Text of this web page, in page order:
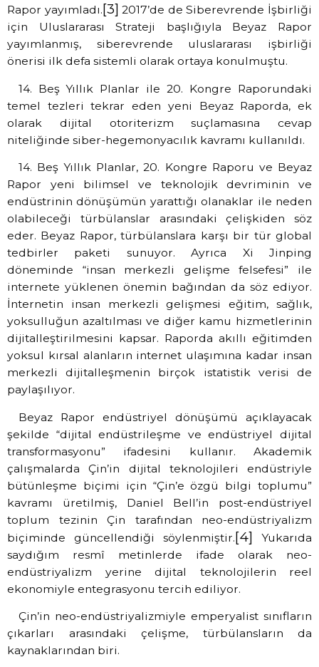
Rapor yayımladı.[3] 2017’de de Siberevrende İşbirliği
için Uluslararası Strateji başlığıyla Beyaz Rapor
yayımlanmış, siberevrende uluslararası işbirliği
önerisi ilk defa sistemli olarak ortaya konulmuştu.
14. Beş Yıllık Planlar ile 20. Kongre Raporundaki
temel tezleri tekrar eden yeni Beyaz Raporda, ek
olarak dijital otoriterizm suçlamasına cevap
niteliğinde siber-hegemonyacılık kavramı kullanıldı.
14. Beş Yıllık Planlar, 20. Kongre Raporu ve Beyaz
Rapor yeni bilimsel ve teknolojik devriminin ve
endüstrinin dönüşümün yarattığı olanaklar ile neden
olabileceği türbülanslar arasındaki çelişkiden söz
eder. Beyaz Rapor, türbülanslara karşı bir tür global
tedbirler paketi sunuyor. Ayrıca Xi Jinping
döneminde “insan merkezli gelişme felsefesi” ile
internete yüklenen önemin bağından da söz ediyor.
İnternetin insan merkezli gelişmesi eğitim, sağlık,
yoksulluğun azaltılması ve diğer kamu hizmetlerinin
dijitalleştirilmesini kapsar. Raporda akıllı eğitimden
yoksul kırsal alanların internet ulaşımına kadar insan
merkezli dijitalleşmenin birçok istatistik verisi de
paylaşılıyor.
Beyaz Rapor endüstriyel dönüşümü açıklayacak
şekilde “dijital endüstrileşme ve endüstriyel dijital
transformasyonu” ifadesini kullanır. Akademik
çalışmalarda Çin’in dijital teknolojileri endüstriyle
bütünleşme biçimi için “Çin’e özgü bilgi toplumu”
kavramı üretilmiş, Daniel Bell’in post-endüstriyel
toplum tezinin Çin tarafından neo-endüstriyalizm
biçiminde güncellendiği söylenmiştir.[4] Yukarıda
saydığım resmî metinlerde ifade olarak neo-
endüstriyalizm yerine dijital teknolojilerin reel
ekonomiyle entegrasyonu tercih ediliyor.
Çin’in neo-endüstriyalizmiyle emperyalist sınıfların
çıkarları arasındaki çelişme, türbülansların da
kaynaklarından biri.